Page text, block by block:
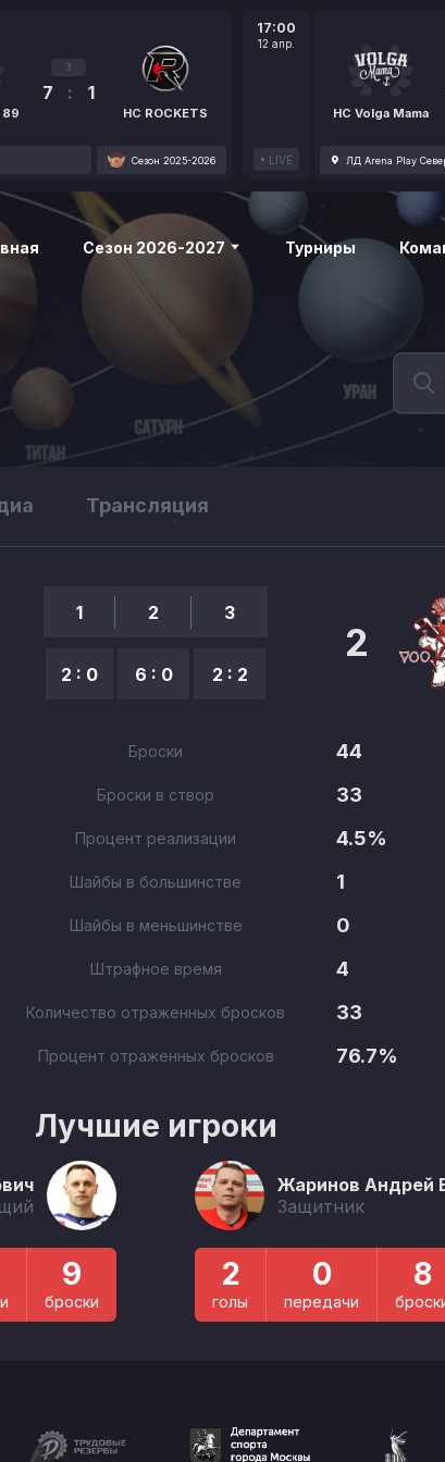
3
7 : 1
HC ROCKETS
Сезон 2025-2026
17:00
12 апр.
LIVE
HC Volga Mama
ЛД Arena Play
Сезон 2026-2027 Турниры
Трансляция
1
2 : 0
2
6 : 0
3
2 : 2
2
Броски
44
Броски в створ
33
Процент реализации
4.5%
Шайбы в большинстве
1
Шайбы в меньшинстве
0
Штрафное время
4
Количество отраженных бросков
33
Процент отраженных бросков 76.7%
Лучшие игроки
9
броски
Жаринов Андрей
Защитник
2
голы
0
передачи
8